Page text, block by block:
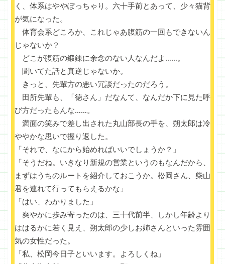
く、体系はややぽっちゃり。六十手前とあって、少々猫背
が気になった。
体育会系どころか、これじゃあ腹筋の一回もできないん
じゃないか？
どこが腹筋の鍛錬に余念のない人なんだよ……。
聞いてた話と真逆じゃないか。
きっと、先輩方の悪い冗談だったのだろう。
田所先輩も、「徳さん」だなんて、なんだか下に見た呼
び方だったもんな……。
満面の笑みで差し出された丸山部長の手を、朔太郎は冷
ややかな思いで握り返した。
「それで、なにから始めればいいでしょうか？」
「そうだね。いきなり新規の営業というのもなんだから、
まずはうちのルートを紹介しておこうか。松岡さん、柴山
君を連れて行ってもらえるかな」
「はい、わかりました」
爽やかに歩み寄ったのは、三十代前半、しかし年齢より
ははるかに若く見え、朔太郎の少しお姉さんといった雰囲
気の女性だった。
「私、松岡今日子といいます。よろしくね」